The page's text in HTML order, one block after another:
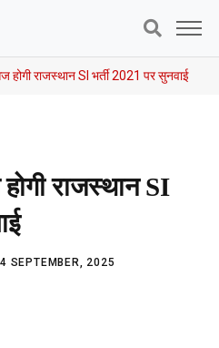
होगी राजस्थान SI भर्ती 2021 पर सुनवाई
राजस्थान SI
SEPTEMBER, 2025